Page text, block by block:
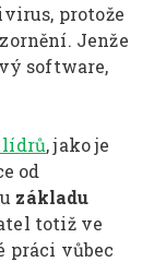
protože
Jenže
software,
lídrů, jako je
od
základu
totiž ve
práci vůbec